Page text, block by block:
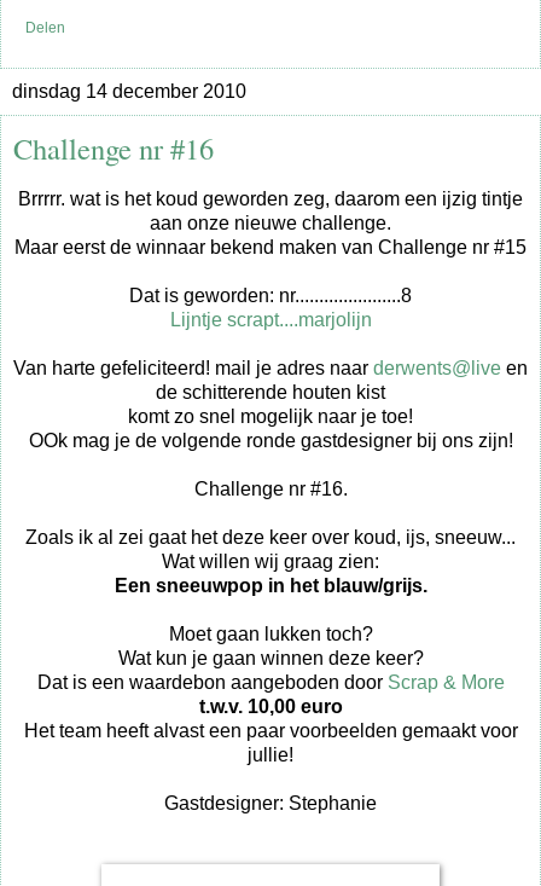
Delen
dinsdag 14 december 2010
Challenge nr #16
Brrrrr. wat is het koud geworden zeg, daarom een ijzig tintje
aan onze nieuwe challenge.
Maar eerst de winnaar bekend maken van Challenge nr #15
Dat is geworden: nr......................8
Lijntje scrapt....marjolijn
Van harte gefeliciteerd! mail je adres naar derwents@live en
de schitterende houten kist
komt zo snel mogelijk naar je toe!
OOk mag je de volgende ronde gastdesigner bij ons zijn!
Challenge nr #16.
Zoals ik al zei gaat het deze keer over koud, ijs, sneeuw...
Wat willen wij graag zien:
Een sneeuwpop in het blauw/grijs.
Moet gaan lukken toch?
Wat kun je gaan winnen deze keer?
Dat is een waardebon aangeboden door Scrap & More
t.w.v. 10,00 euro
Het team heeft alvast een paar voorbeelden gemaakt voor
jullie!
Gastdesigner: Stephanie